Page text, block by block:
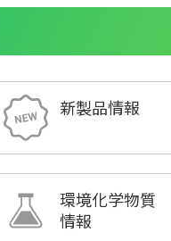
新製品情報
環境化学物質
情報